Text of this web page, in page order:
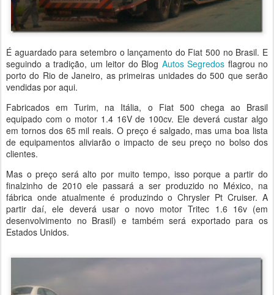
É aguardado para setembro o lançamento do Fiat 500 no Brasil. E
seguindo a tradição, um leitor do Blog Autos Segredos flagrou no
porto do Rio de Janeiro, as primeiras unidades do 500 que serão
vendidas por aqui.
Fabricados em Turim, na Itália, o Fiat 500 chega ao Brasil
equipado com o motor 1.4 16V de 100cv. Ele deverá custar algo
em tornos dos 65 mil reais. O preço é salgado, mas uma boa lista
de equipamentos aliviarão o impacto de seu preço no bolso dos
clientes.
Mas o preço será alto por muito tempo, isso porque a partir do
finalzinho de 2010 ele passará a ser produzido no México, na
fábrica onde atualmente é produzindo o Chrysler Pt Cruiser. A
partir daí, ele deverá usar o novo motor Tritec 1.6 16v (em
desenvolvimento no Brasil) e também será exportado para os
Estados Unidos.